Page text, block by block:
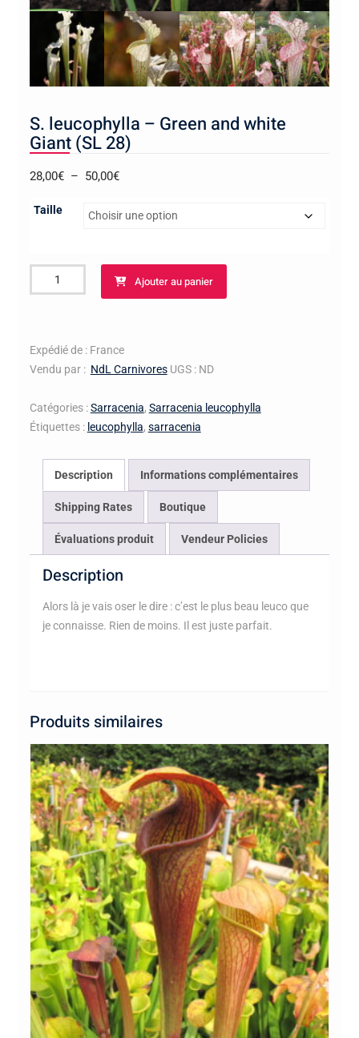
S. leucophylla – Green and white
Giant (SL 28)
28,00€ – 50,00€Plage
prix :
50,00€
Taille
quantité
de
–
Green
white
Giant
Ajouter au panier
Expédié de : France
Vendu par : NdL Carnivores UGS : ND
Catégories :Sarracenia, Sarracenia leucophylla
Étiquettes : leucophylla, sarracenia
Description Informations complémentaires
Shipping Rates Boutique
Évaluations produit Vendeur Policies
Description
Alors là je vais oser le dire : c’est le plus beau leuco que
je connaisse. Rien de moins. Il est juste parfait.
Produits similaires